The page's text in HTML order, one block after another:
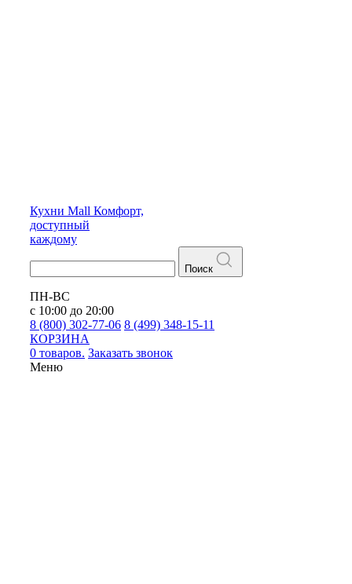
Кухни Mall Комфорт,
доступный
каждому
Поиск
ПН-ВС
с 10:00 до 20:00
8 (800) 302-77-06 8 (499) 348-15-11
КОРЗИНА
0 товаров. Заказать звонок
Меню